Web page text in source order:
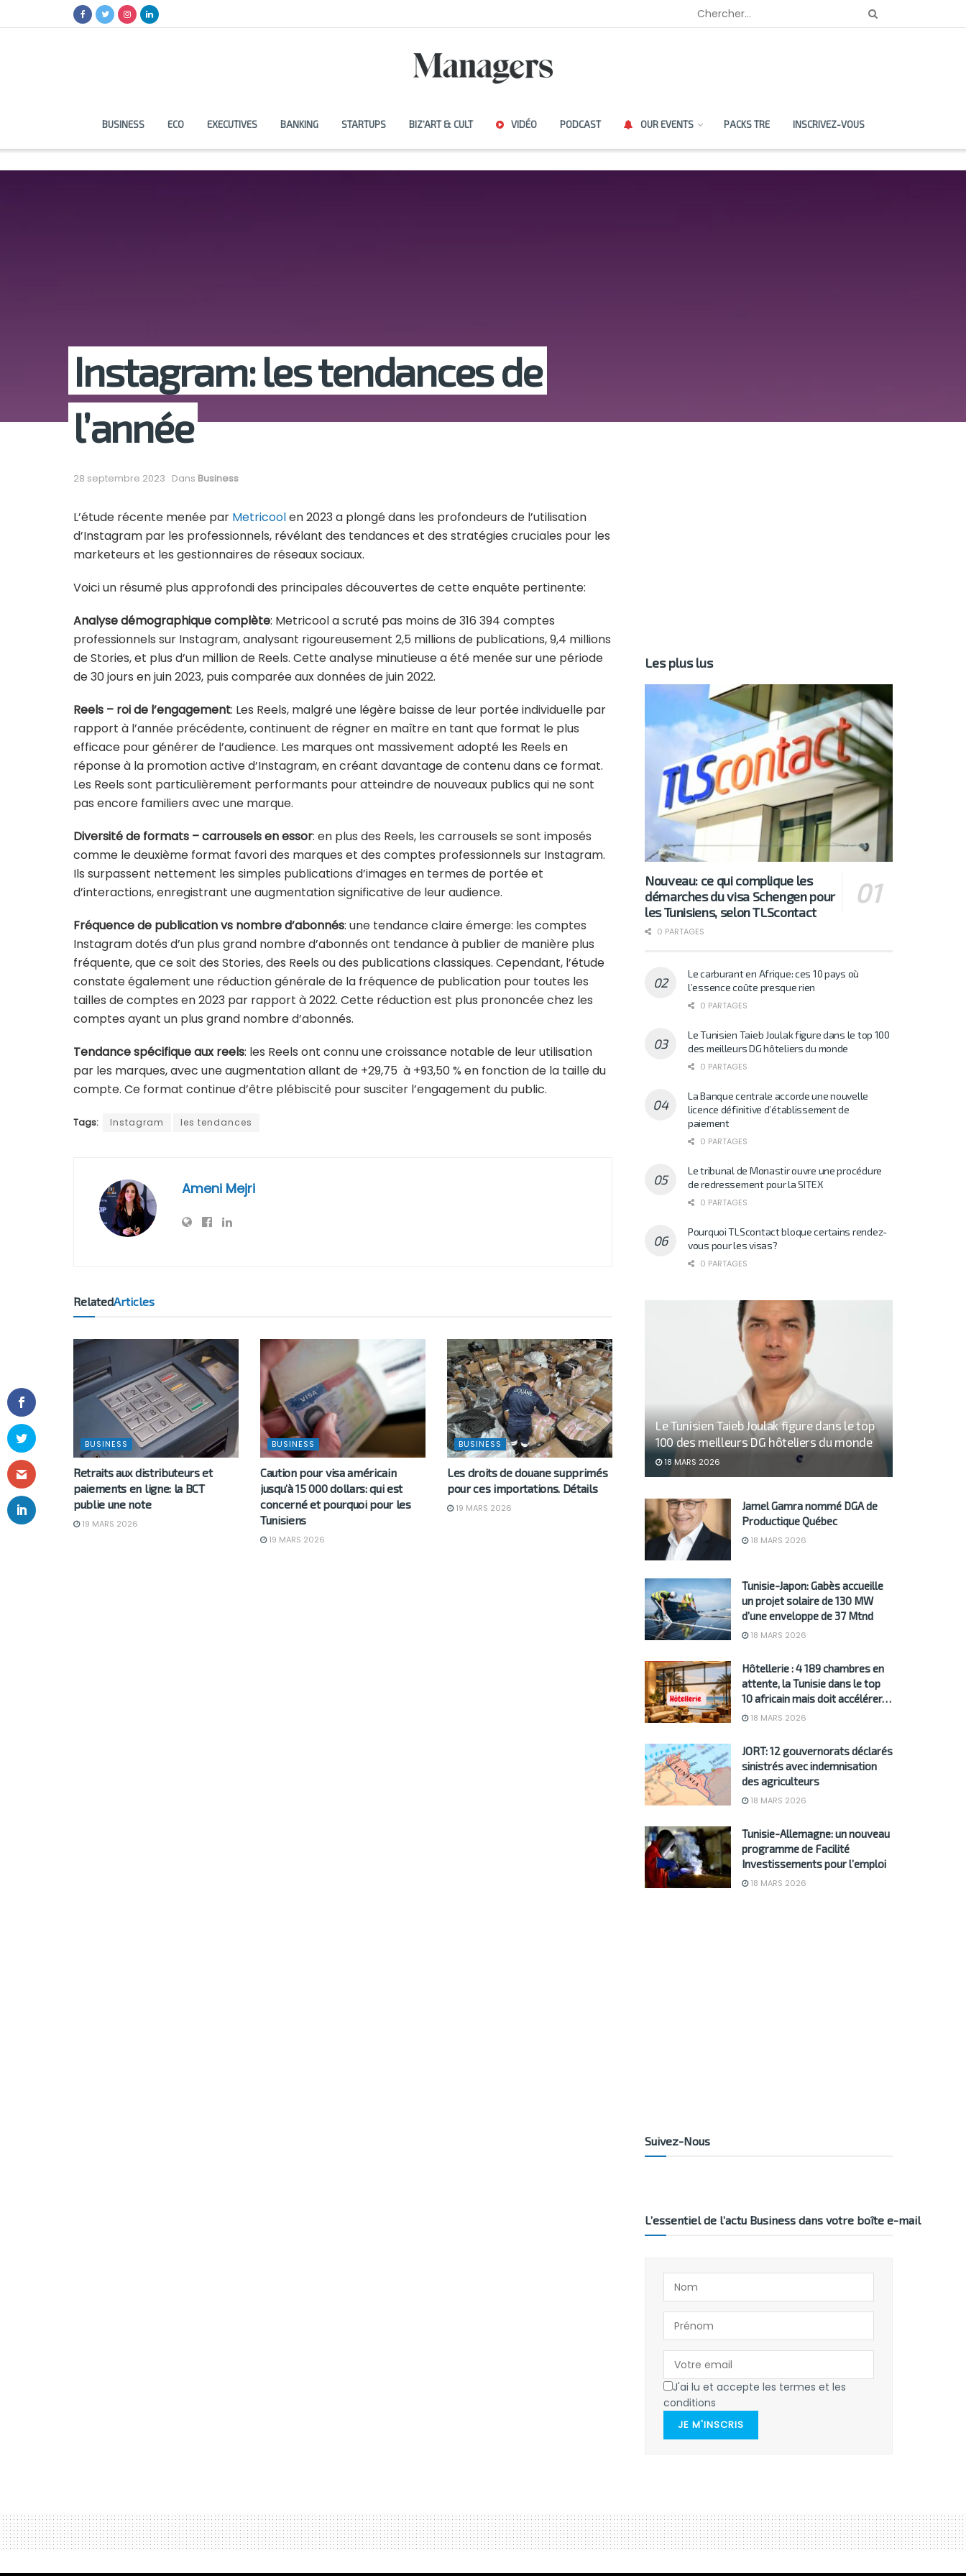
BUSINESS ECO EXECUTIVES BANKING STARTUPS BIZ’ART & CULT VIDÉO PODCAST OUR EVENTS PACKS TRE INSCRIVEZ-VOUS
Instagram: les tendances de
l’année
28 septembre 2023 Dans Business
L’étude récente menée par Metricoolen 2023 a plongé dans les profondeurs de l’utilisation
d’Instagram par les professionnels, révélant des tendances et des stratégies cruciales pour les
marketeurs et les gestionnaires de réseaux sociaux.
Voici un résumé plus approfondi des principales découvertes de cette enquête pertinente:
Analyse démographique complète: Metricool a scruté pas moins de 316 394 comptes
professionnels sur Instagram, analysant rigoureusement 2,5 millions de publications, 9,4 millions
de Stories, et plus d’un million de Reels. Cette analyse minutieuse a été menée sur une période
de 30 jours en juin 2023, puis comparée aux données de juin 2022.
Reels – roi de l’engagement: Les Reels, malgré une légère baisse de leur portée individuelle par
rapport à l’année précédente, continuent de régner en maître en tant que format le plus
efficace pour générer de l’audience. Les marques ont massivement adopté les Reels en
réponse à la promotion active d’Instagram, en créant davantage de contenu dans ce format.
Les Reels sont particulièrement performants pour atteindre de nouveaux publics qui ne sont
pas encore familiers avec une marque.
Diversité de formats – carrousels en essor: en plus des Reels, les carrousels se sont imposés
comme le deuxième format favori des marques et des comptes professionnels sur Instagram.
Ils surpassent nettement les simples publications d’images en termes de portée et
d’interactions, enregistrant une augmentation significative de leur audience.
Fréquence de publication vs nombre d’abonnés: une tendance claire émerge: les comptes
Instagram dotés d’un plus grand nombre d’abonnés ont tendance à publier de manière plus
fréquente, que ce soit des Stories, des Reels ou des publications classiques. Cependant, l’étude
constate également une réduction générale de la fréquence de publication pour toutes les
tailles de comptes en 2023 par rapport à 2022. Cette réduction est plus prononcée chez les
comptes ayant un plus grand nombre d’abonnés.
Tendance spécifique aux reels: les Reels ont connu une croissance notable de leur utilisation
par les marques, avec une augmentation allant de +29,75 à +93,50 % en fonction de la taille du
compte. Ce format continue d’être plébiscité pour susciter l’engagement du public.
Tags: Instagram les tendances
Ameni Mejri
RelatedArticles
BUSINESS
Retraits aux distributeurs et
paiements en ligne: la BCT
publie une note
19 MARS 2026
BUSINESS
Caution pour visa américain
jusqu’à 15 000 dollars: qui est
concerné et pourquoi pour les
Tunisiens
19 MARS 2026
BUSINESS
Les droits de douane supprimés
pour ces importations. Détails
19 MARS 2026
Les plus lus
Nouveau: ce qui complique les
démarches du visa Schengen pour
les Tunisiens, selon TLScontact
0 PARTAGES
Le carburant en Afrique: ces 10 pays où
l’essence coûte presque rien
0 PARTAGES
Le Tunisien Taieb Joulak figure dans le top 100
des meilleurs DG hôteliers du monde
0 PARTAGES
La Banque centrale accorde une nouvelle
licence définitive d’établissement de
paiement
0 PARTAGES
Le tribunal de Monastir ouvre une procédure
de redressement pour la SITEX
0 PARTAGES
Pourquoi TLScontact bloque certains rendez-
vous pour les visas?
0 PARTAGES
Le Tunisien Taieb Joulak figure dans le top
100 des meilleurs DG hôteliers du monde
18 MARS 2026
Jamel Gamra nommé DGA de
Productique Québec
18 MARS 2026
Tunisie-Japon: Gabès accueille
un projet solaire de 130 MW
d’une enveloppe de 37 Mtnd
18 MARS 2026
Hôtellerie : 4 189 chambres en
attente, la Tunisie dans le top
10 africain mais doit accélérer…
18 MARS 2026
JORT: 12 gouvernorats déclarés
sinistrés avec indemnisation
des agriculteurs
18 MARS 2026
Tunisie-Allemagne: un nouveau
programme de Facilité
Investissements pour l’emploi
18 MARS 2026
Suivez-Nous
L’essentiel de l’actu Business dans votre boîte e-mail
J'ai lu et accepte les termes et les
conditions
JE M'INSCRIS